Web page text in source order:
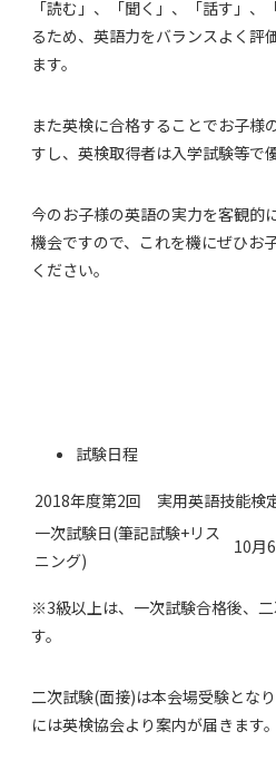
「読む」、「聞く」、「話す」
るため、英語力をバランスよく評
ます。
また英検に合格することでお子様
すし、英検取得者は入学試験等で
今のお子様の英語の実力を客観的
機会ですので、これを機にぜひお
ください。
試験日程
2018年度第2回 実用英語技能検
一次試験日(筆記試験+リス
ニング)
10月
※3級以上は、一次試験合格後、
す。
二次試験(面接)は本会場受験とな
には英検協会より案内が届きます。